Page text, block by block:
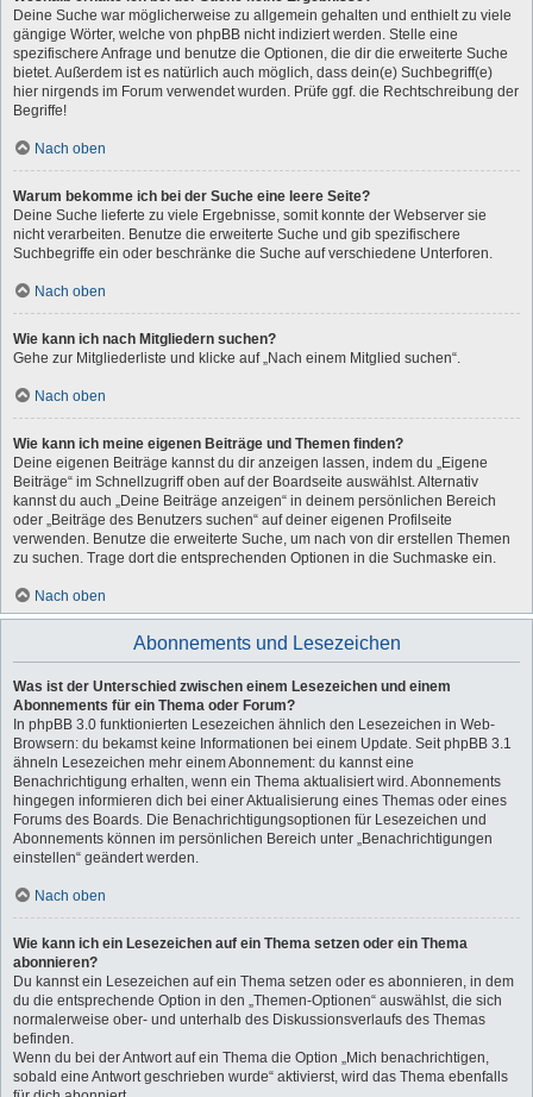
Deine Suche war möglicherweise zu allgemein gehalten und enthielt zu viele
gängige Wörter, welche von phpBB nicht indiziert werden. Stelle eine
spezifischere Anfrage und benutze die Optionen, die dir die erweiterte Suche
bietet. Außerdem ist es natürlich auch möglich, dass dein(e) Suchbegriff(e)
hier nirgends im Forum verwendet wurden. Prüfe ggf. die Rechtschreibung der
Begriffe!
Nach oben
Warum bekomme ich bei der Suche eine leere Seite?
Deine Suche lieferte zu viele Ergebnisse, somit konnte der Webserver sie
nicht verarbeiten. Benutze die erweiterte Suche und gib spezifischere
Suchbegriffe ein oder beschränke die Suche auf verschiedene Unterforen.
Nach oben
Wie kann ich nach Mitgliedern suchen?
Gehe zur Mitgliederliste und klicke auf „Nach einem Mitglied suchen“.
Nach oben
Wie kann ich meine eigenen Beiträge und Themen finden?
Deine eigenen Beiträge kannst du dir anzeigen lassen, indem du „Eigene
Beiträge“ im Schnellzugriff oben auf der Boardseite auswählst. Alternativ
kannst du auch „Deine Beiträge anzeigen“ in deinem persönlichen Bereich
oder „Beiträge des Benutzers suchen“ auf deiner eigenen Profilseite
verwenden. Benutze die erweiterte Suche, um nach von dir erstellen Themen
zu suchen. Trage dort die entsprechenden Optionen in die Suchmaske ein.
Nach oben
Abonnements und Lesezeichen
Was ist der Unterschied zwischen einem Lesezeichen und einem
Abonnements für ein Thema oder Forum?
In phpBB 3.0 funktionierten Lesezeichen ähnlich den Lesezeichen in Web-
Browsern: du bekamst keine Informationen bei einem Update. Seit phpBB 3.1
ähneln Lesezeichen mehr einem Abonnement: du kannst eine
Benachrichtigung erhalten, wenn ein Thema aktualisiert wird. Abonnements
hingegen informieren dich bei einer Aktualisierung eines Themas oder eines
Forums des Boards. Die Benachrichtigungsoptionen für Lesezeichen und
Abonnements können im persönlichen Bereich unter „Benachrichtigungen
einstellen“ geändert werden.
Nach oben
Wie kann ich ein Lesezeichen auf ein Thema setzen oder ein Thema
abonnieren?
Du kannst ein Lesezeichen auf ein Thema setzen oder es abonnieren, in dem
du die entsprechende Option in den „Themen-Optionen“ auswählst, die sich
normalerweise ober- und unterhalb des Diskussionsverlaufs des Themas
befinden.
Wenn du bei der Antwort auf ein Thema die Option „Mich benachrichtigen,
sobald eine Antwort geschrieben wurde“ aktivierst, wird das Thema ebenfalls